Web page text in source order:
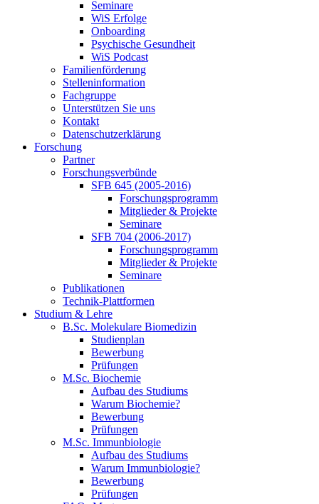
Seminare
WiS Erfolge
Onboarding
Psychische Gesundheit
WiS Podcast
Familienförderung
Stelleninformation
Fachgruppe
Unterstützen Sie uns
Kontakt
Datenschutzerklärung
Forschung
Partner
Forschungsverbünde
SFB 645 (2005-2016)
Forschungsprogramm
Mitglieder & Projekte
Seminare
SFB 704 (2006-2017)
Forschungsprogramm
Mitglieder & Projekte
Seminare
Publikationen
Technik-Plattformen
Studium & Lehre
B.Sc. Molekulare Biomedizin
Studienplan
Bewerbung
Prüfungen
M.Sc. Biochemie
Aufbau des Studiums
Warum Biochemie?
Bewerbung
Prüfungen
M.Sc. Immunbiologie
Aufbau des Studiums
Warum Immunbiologie?
Bewerbung
Prüfungen